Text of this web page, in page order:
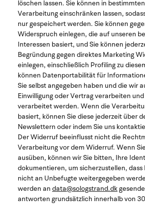
löschen lassen. Sie können in
Verarbeitung einschränken lassen,
nur gespeichert werden. Sie können
Widerspruch einlegen, die auf unseren
Interessen basiert, und Sie können
Begründung gegen direktes Marketing
einlegen, einschließlich Profiling zu
können Datenportabilität für
Sie selbst angegeben haben und die wir
Einwilligung oder Vertrag verarbeiten
verarbeitet werden. Wenn die
basiert, können Sie diese jederzeit über
Newslettern oder indem Sie uns
Der Widerruf beeinflusst nicht die
Verarbeitung vor dem Widerruf. Wenn
ausüben, können wir Sie bitten, Ihre
dokumentieren, um sicherzustellen,
nicht an Unbefugte weitergegeben
werden an data@sologstrand.dk
antworten grundsätzlich innerhalb von